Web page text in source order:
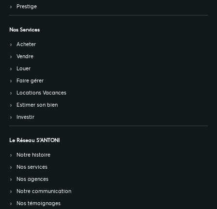
Prestige
Nos Services
Acheter
Vendre
Louer
Faire gérer
Locations Vacances
Estimer son bien
Investir
Le Réseau S’ANTONI
Notre histoire
Nos services
Nos agences
Notre communication
Nos témoignages